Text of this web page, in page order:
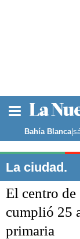
Noticias
Bahía Blanca|
La ciudad.
El centro
cumplió 25
primaria